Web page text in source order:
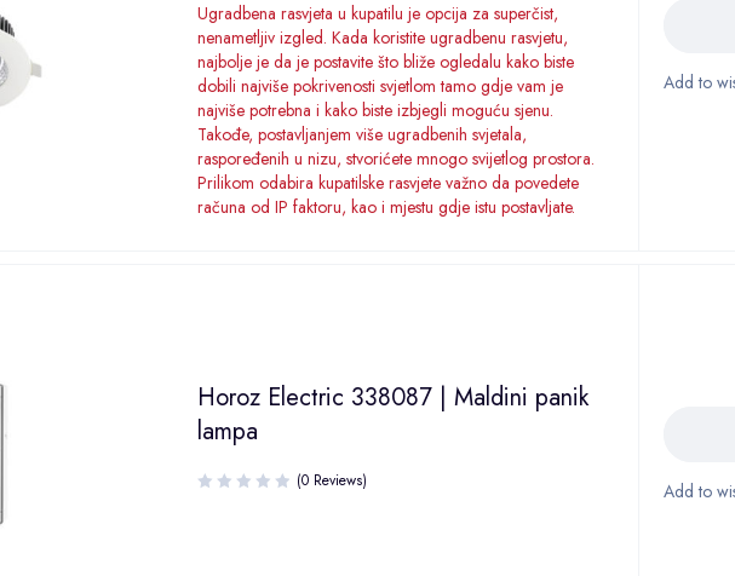
Ugradbena rasvjeta u kupatilu je opcija za superčist,
nenametljiv izgled. Kada koristite ugradbenu rasvjetu,
najbolje je da je postavite što bliže ogledalu kako biste
dobili najviše pokrivenosti svjetlom tamo gdje vam je
najviše potrebna i kako biste izbjegli moguću sjenu.
Takođe, postavljanjem više ugradbenih svjetala,
raspoređenih u nizu, stvorićete mnogo svijetlog prostora.
Prilikom odabira kupatilske rasvjete važno da povedete
računa od IP faktoru, kao i mjestu gdje istu postavljate.
Horoz Electric 338087 | Maldini panik
lampa
(0 Reviews)